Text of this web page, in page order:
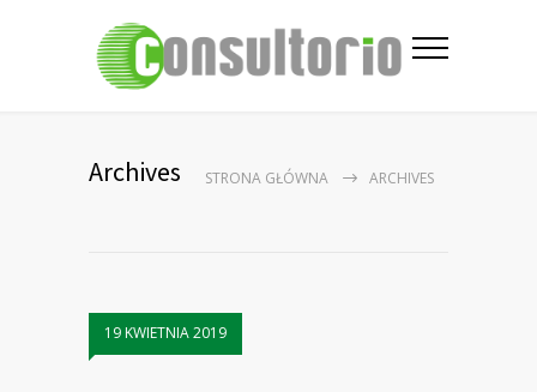
Archives STRONA GŁÓWNA ARCHIVES
19 KWIETNIA 2019